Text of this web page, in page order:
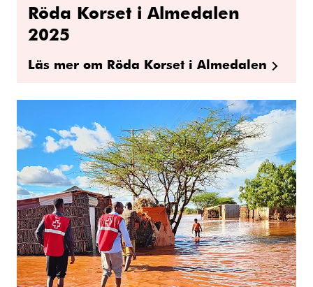
Röda Korset i Almedalen
2025
Läs mer om Röda Korset i Almedalen